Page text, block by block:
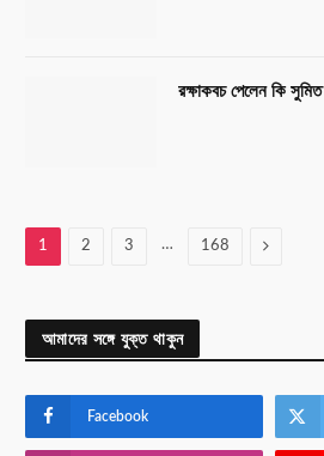
রক্ষাকবচ পেলেন কি
1 2 3 … 168 Next
আমাদের সঙ্গে যুক্ত থাকুন
Facebook